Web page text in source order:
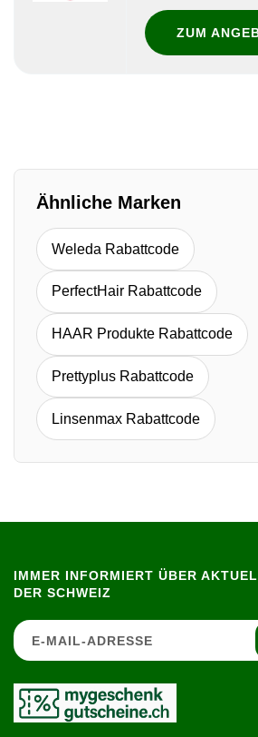
ZUM
Ähnliche Marken
Weleda Rabattcode
PerfectHair Rabattcode
HAAR Produkte Rabattcode
Prettyplus Rabattcode
Linsenmax Rabattcode
IMMER INFORMIERT ÜBER
DER SCHWEIZ